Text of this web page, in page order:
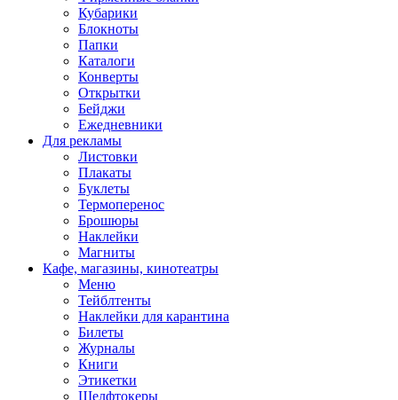
Кубарики
Блокноты
Папки
Каталоги
Конверты
Открытки
Бейджи
Ежедневники
Для рекламы
Листовки
Плакаты
Буклеты
Термоперенос
Брошюры
Наклейки
Магниты
Кафе, магазины, кинотеатры
Меню
Тейблтенты
Наклейки для карантина
Билеты
Журналы
Книги
Этикетки
Шелфтокеры